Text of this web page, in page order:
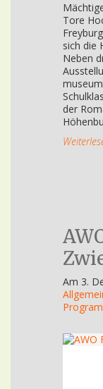
Tore
sich die
Neben
der
Am 3.